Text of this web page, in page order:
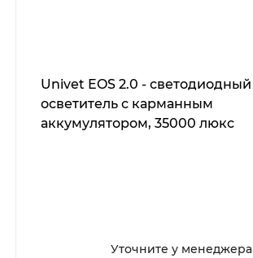
Univet EOS 2.0 - светодиодный
осветитель с карманным
аккумулятором, 35000 люкс
Уточните у менеджера